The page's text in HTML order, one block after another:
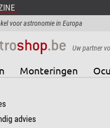
voor astronomie in Europa
Uw partner
Monteringen
advies